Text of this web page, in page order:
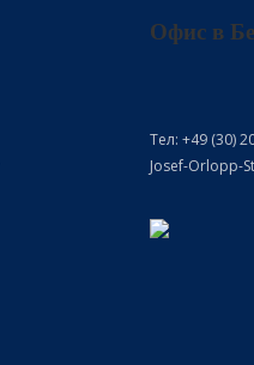
Офис в
Тел: +49 (30)
Josef-Orlopp-